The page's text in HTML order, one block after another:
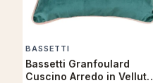
BASSETTI
Bassetti Granfoulard
Cuscino Arredo in Velluto